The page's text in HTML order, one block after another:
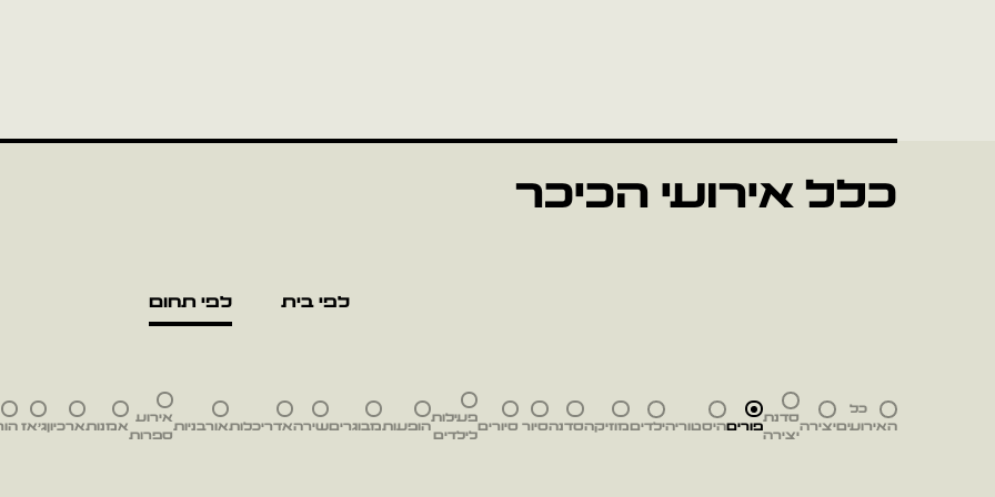
כלל אירועי הכיכר
לפי בית לפי תחום
כל
האירועיםיצירהסדנת
יצירהפוריםהיסטוריהילדיםמוזיקהסדנהסיור סיוריםפעילות
לילדיםהופעותמבוגריםשירהאדריכלותאורבניותאירוע
ספרותאמנותארכיוןג'אז